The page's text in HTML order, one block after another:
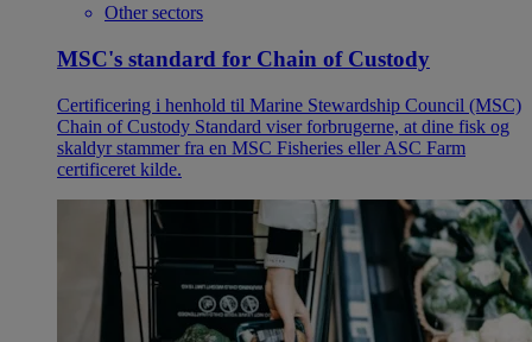
Other sectors
MSC's standard for Chain of Custody
Certificering i henhold til Marine Stewardship Council (MSC)
Chain of Custody Standard viser forbrugerne, at dine fisk og
skaldyr stammer fra en MSC Fisheries eller ASC Farm
certificeret kilde.